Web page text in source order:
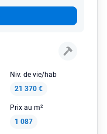
Niv. de vie/hab
21 370 €
Prix au m²
1 087